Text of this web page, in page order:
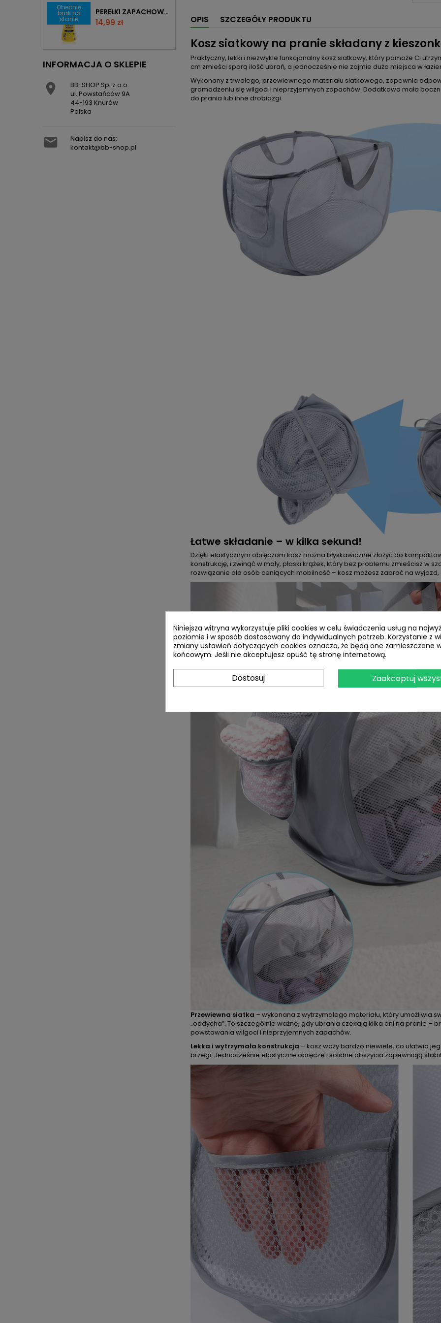
Obecnie
brak na
stanie
PEREŁKI ZAPACHOWE GRANULKI DO PRANIA ACT PERFUME BERLIN 3W1 210 G
Cena
14,99 zł
INFORMACJA O SKLEPIE

BB-SHOP Sp. z o.o.
ul. Powstańców 9A
44-193 Knurów
Polska

Napisz do nas:
kontakt@bb-shop.pl
OPIS SZCZEGÓŁY PRODUKTU
Kosz siatkowy na pranie składany z
Praktyczny, lekki i niezwykle funkcjonalny kosz siatkowy, który pomoże Ci
cm zmieści sporą ilość ubrań, a jednocześnie nie zajmie dużo miejsca w
Wykonany z trwałego, przewiewnego materiału siatkowego, zapewnia
gromadzeniu się wilgoci i nieprzyjemnych zapachów. Dodatkowa mała
do prania lub inne drobiazgi.
Łatwe składanie – w kilka sekund!
Dzięki elastycznym obręczom kosz można błyskawicznie złożyć do
konstrukcję, i zwinąć w mały, płaski krążek, który bez problemu zmieścisz w
rozwiązanie dla osób ceniących mobilność – kosz możesz zabrać na
Przewiewna siatka – wykonana z wytrzymałego materiału, który umożliwia
„oddycha”. To szczególnie ważne, gdy ubrania czekają kilka dni na pranie –
powstawania wilgoci i nieprzyjemnych zapachów.
Lekka i wytrzymała konstrukcja – kosz waży bardzo niewiele, co ułatwia
brzegi. Jednocześnie elastyczne obręcze i solidne obszycia zapewniają
Niniejsza witryna wykorzystuje pliki cookies w celu świadczenia usług na
poziomie i w sposób dostosowany do indywidualnych potrzeb. Korzystanie z
zmiany ustawień dotyczących cookies oznacza, że będą one zamieszczane
końcowym. Jeśli nie akceptujesz opuść tę stronę internetową.
Dostosuj Zaakceptuj